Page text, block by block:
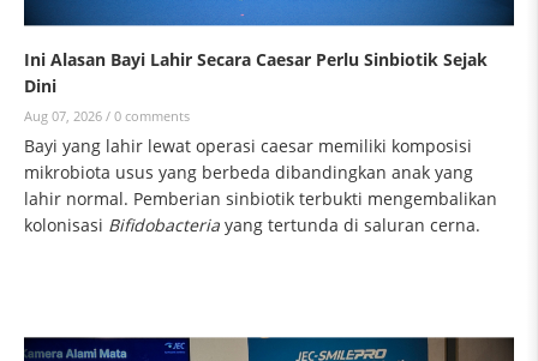
Ini Alasan Bayi Lahir Secara Caesar Perlu Sinbiotik Sejak
Dini
Aug 07, 2026 / 0 comments
Bayi yang lahir lewat operasi caesar memiliki komposisi
mikrobiota usus yang berbeda dibandingkan anak yang
lahir normal. Pemberian sinbiotik terbukti mengembalikan
kolonisasi Bifidobacteria yang tertunda di saluran cerna.